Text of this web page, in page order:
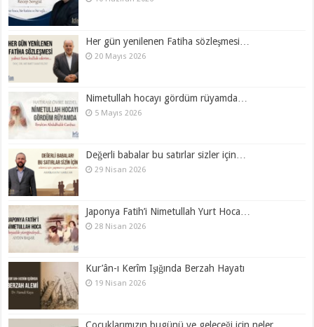
Her gün yenilenen Fatiha sözleşmesi…
20 Mayıs 2026
Nimetullah hocayı gördüm rüyamda…
5 Mayıs 2026
Değerli babalar bu satırlar sizler için…
29 Nisan 2026
Japonya Fatih’i Nimetullah Yurt Hoca…
28 Nisan 2026
Kur’ân-ı Kerîm Işığında Berzah Hayatı
19 Nisan 2026